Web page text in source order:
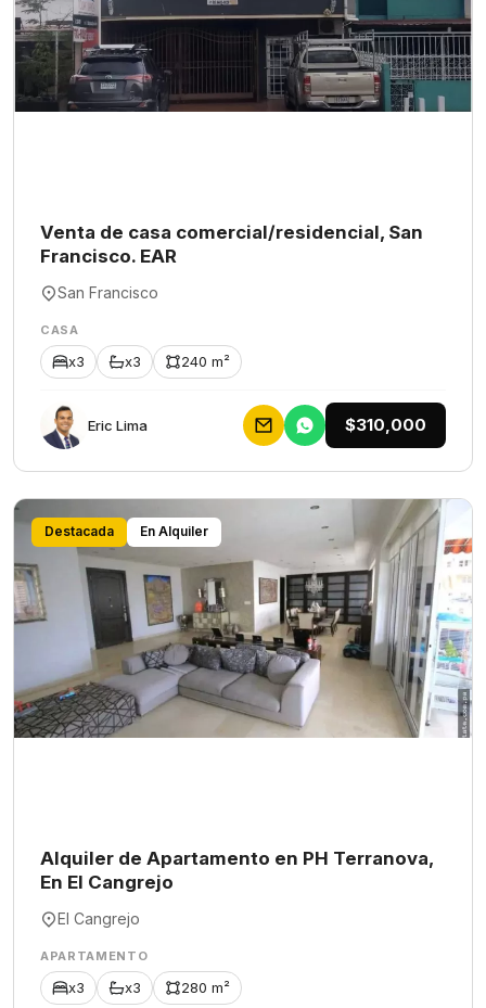
Venta de casa comercial/residencial, San
Francisco. EAR
San Francisco
CASA
x3 x3 240 m²
Eric Lima $310,000
Destacada En Alquiler
Alquiler de Apartamento en PH Terranova,
En El Cangrejo
El Cangrejo
APARTAMENTO
x3 x3 280 m²